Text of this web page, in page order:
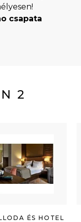
csapata
2
ÉS HOTEL